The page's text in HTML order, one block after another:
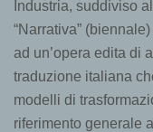
Industria, suddiviso
“Narrativa”
ad un’opera edita di
traduzione italiana
modelli di
riferimento generale